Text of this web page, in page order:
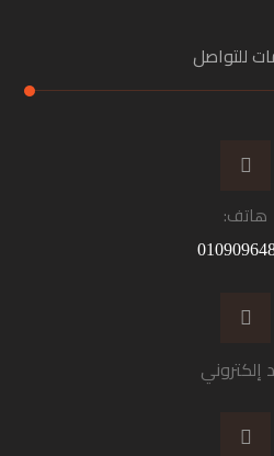
للتواصل
هاتف:
إلكتروني